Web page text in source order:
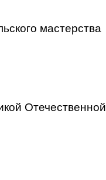
мастерства
Отечественной